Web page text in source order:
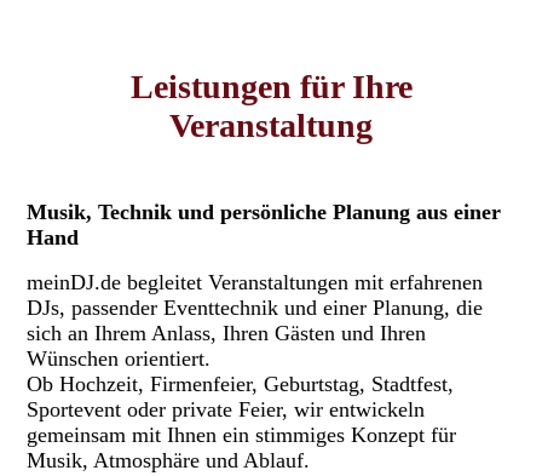
Leistungen für Ihre
Veranstaltung
Musik, Technik und persönliche Planung aus einer
Hand
meinDJ.de begleitet Veranstaltungen mit erfahrenen
DJs, passender Eventtechnik und einer Planung, die
sich an Ihrem Anlass, Ihren Gästen und Ihren
Wünschen orientiert.
Ob Hochzeit, Firmenfeier, Geburtstag, Stadtfest,
Sportevent oder private Feier, wir entwickeln
gemeinsam mit Ihnen ein stimmiges Konzept für
Musik, Atmosphäre und Ablauf.